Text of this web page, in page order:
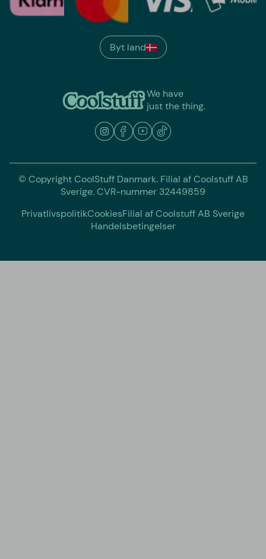
We have
just the thing.
Byt land
© Copyright CoolStuff Danmark. Filial af Coolstuff AB
Sverige. CVR-nummer 32449859
PrivatlivspolitikCookiesFilial af Coolstuff AB Sverige
Handelsbetingelser